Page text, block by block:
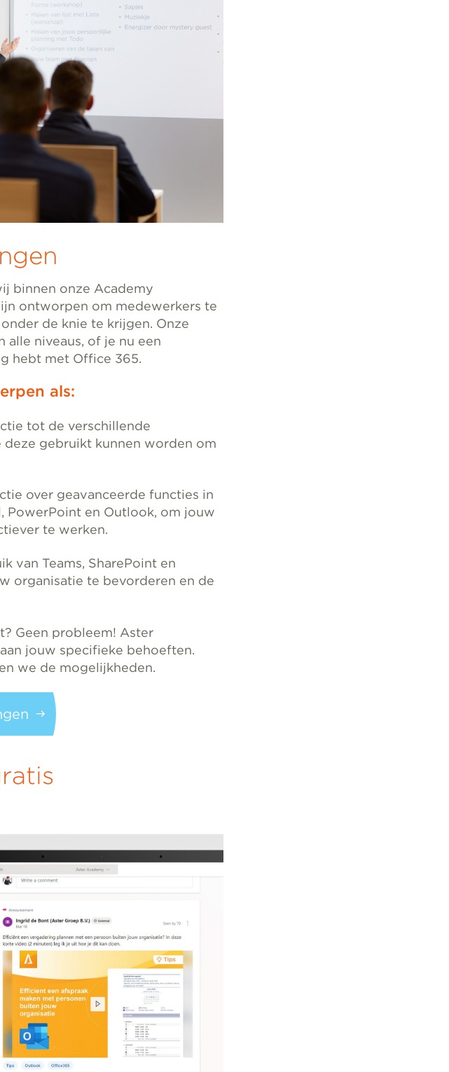
binnen onze Academy
ontworpen om medewerkers te
de knie te krijgen. Onze
niveaus, of je nu een
hebt met Office 365.
als:
tot de verschillende
gebruikt kunnen worden om
over geavanceerde functies in
PowerPoint en Outlook, om jouw
te werken.
van Teams, SharePoint en
organisatie te bevorderen en de
Geen probleem! Aster
jouw specifieke behoeften.
we de mogelijkheden.